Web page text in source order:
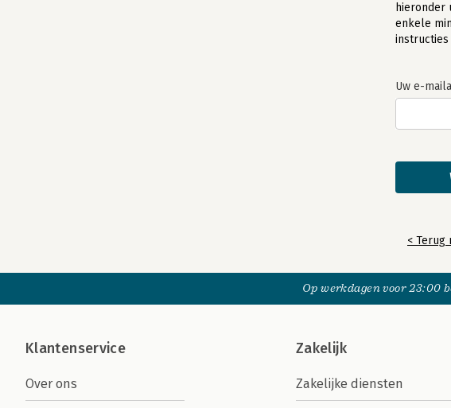
hieronder
enkele
instructies
Uw e-
< Terug
Op werkdagen voor 23:00
Klantenservice
Over ons
Zakelijk
Zakelijke diensten